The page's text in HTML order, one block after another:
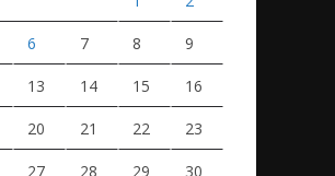
6 7 8 9
13 14 15 16
20 21 22 23
27 28 29 30